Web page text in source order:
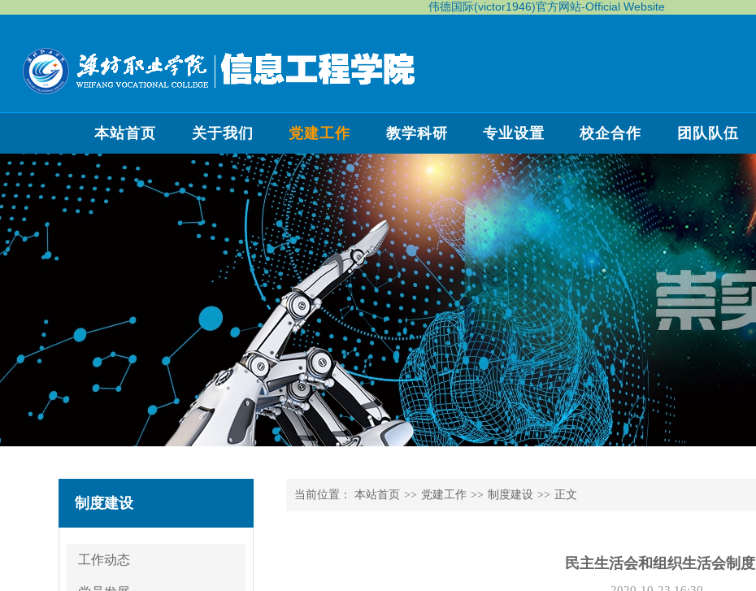
伟德国际(victor1946)官方网站-Official Website
本站首页 关于我们 党建工作 教学科研 专业设置 校企合作 团队队伍
制度建设
工作动态
当前位置： 本站首页 >> 党建工作 >> 制度建设 >> 正文
民主生活会和组织生活会制度